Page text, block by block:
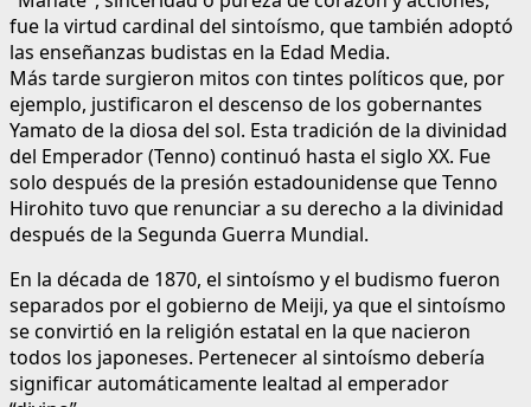
fue la virtud cardinal del sintoísmo, que también adoptó
las enseñanzas budistas en la Edad Media.
Más tarde surgieron mitos con tintes políticos que, por
ejemplo, justificaron el descenso de los gobernantes
Yamato de la diosa del sol. Esta tradición de la divinidad
del Emperador (Tenno) continuó hasta el siglo XX. Fue
solo después de la presión estadounidense que Tenno
Hirohito tuvo que renunciar a su derecho a la divinidad
después de la Segunda Guerra Mundial.
En la década de 1870, el sintoísmo y el budismo fueron
separados por el gobierno de Meiji, ya que el sintoísmo
se convirtió en la religión estatal en la que nacieron
todos los japoneses. Pertenecer al sintoísmo debería
significar automáticamente lealtad al emperador